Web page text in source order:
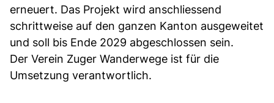
erneuert. Das Projekt wird anschliessend
schrittweise auf den ganzen Kanton ausgeweitet
und soll bis Ende 2029 abgeschlossen sein.
Der Verein Zuger Wanderwege ist für die
Umsetzung verantwortlich.